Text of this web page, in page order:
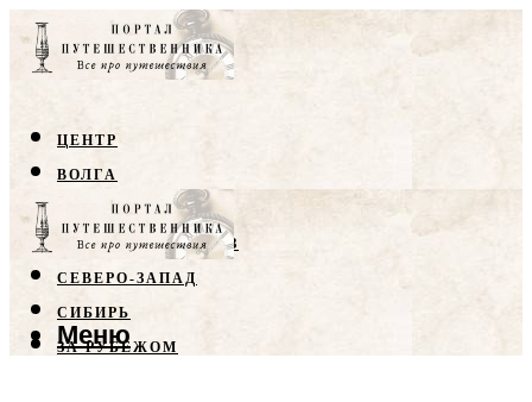
ЦЕНТР
ВОЛГА
КРЫМ
СЕВЕРНЫЙ КАВКАЗ
СЕВЕРО-ЗАПАД
СИБИРЬ
ЗА РУБЕЖОМ
Меню